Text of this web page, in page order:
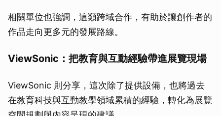
相關單位也強調，這類跨域合作，有助於讓創作者的
作品走向更多元的發展路線。
ViewSonic：把教育與互動經驗帶進展覽現場
ViewSonic 則分享，這次除了提供設備，也將過去
在教育科技與互動教學領域累積的經驗，轉化為展覽